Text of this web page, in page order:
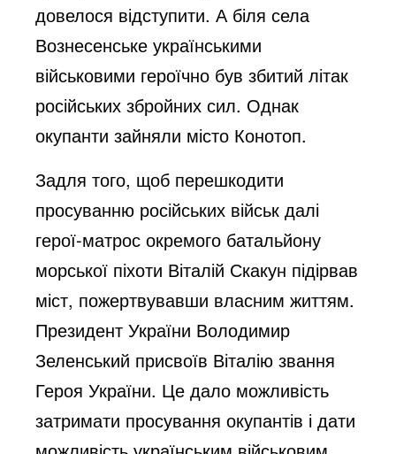
довелося відступити. А біля села
Вознесенське українськими
військовими героїчно був збитий літак
російських збройних сил. Однак
окупанти зайняли місто Конотоп.
Задля того, щоб перешкодити
просуванню російських військ далі
герої-матрос окремого батальйону
морської піхоти Віталій Скакун підірвав
міст, пожертвувавши власним життям.
Президент України Володимир
Зеленський присвоїв Віталію звання
Героя України. Це дало можливість
затримати просування окупантів і дати